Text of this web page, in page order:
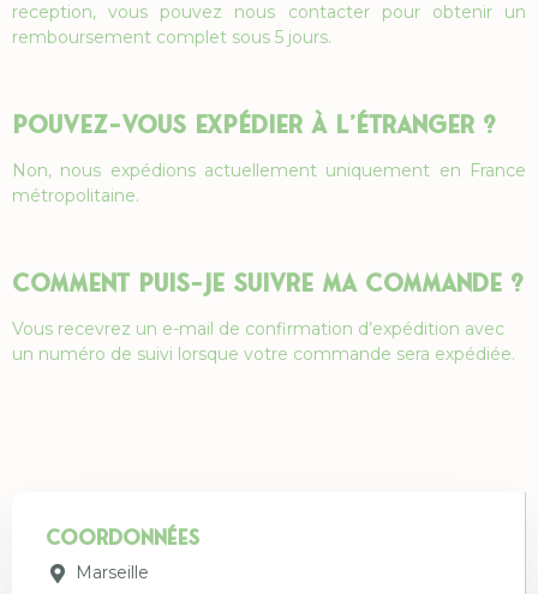
reception, vous pouvez nous contacter pour obtenir un
remboursement complet sous 5 jours.
Pouvez-vous expédier à l’étranger ?
Non, nous expédions actuellement uniquement en France
métropolitaine.
Comment puis-je suivre ma commande ?
Vous recevrez un e-mail de confirmation d’expédition avec
un numéro de suivi lorsque votre commande sera expédiée.
coordonnées
Marseille